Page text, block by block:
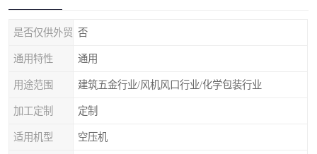
是否仅供外贸 否
通用特性 通用
用途范围 建筑五金行业/风机风口行业/化学包装行业
加工定制 定制
适用机型 空压机